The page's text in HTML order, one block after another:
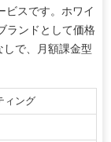
ビスです。ホワイ
ランドとして価格
で、月額課金型
ィング